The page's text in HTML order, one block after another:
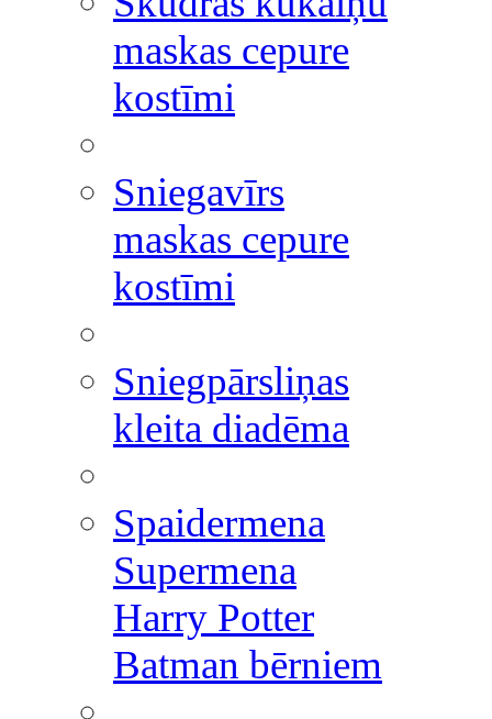
maskas cepure
kostīmi
Sniegavīrs
maskas cepure
kostīmi
Sniegpārsliņas
kleita diadēma
Spaidermena
Supermena
Harry Potter
Batman bērniem